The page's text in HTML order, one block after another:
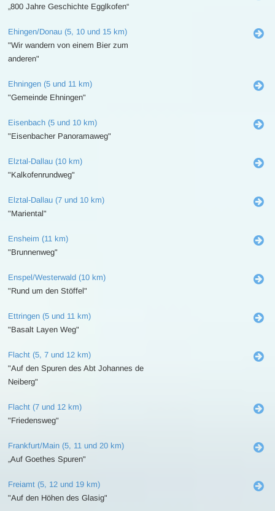
„800 Jahre Geschichte Egglkofen“
Ehingen/Donau (5, 10 und 15 km)
"Wir wandern von einem Bier zum
anderen"
Ehningen (5 und 11 km)
"Gemeinde Ehningen"
Eisenbach (5 und 10 km)
"Eisenbacher Panoramaweg"
Elztal-Dallau (10 km)
"Kalkofenrundweg"
Elztal-Dallau (7 und 10 km)
"Mariental"
Ensheim (11 km)
"Brunnenweg"
Enspel/Westerwald (10 km)
"Rund um den Stöffel"
Ettringen (5 und 11 km)
"Basalt Layen Weg"
Flacht (5, 7 und 12 km)
"Auf den Spuren des Abt Johannes de
Neiberg"
Flacht (7 und 12 km)
"Friedensweg"
Frankfurt/Main (5, 11 und 20 km)
„Auf Goethes Spuren"
Freiamt (5, 12 und 19 km)
"Auf den Höhen des Glasig"